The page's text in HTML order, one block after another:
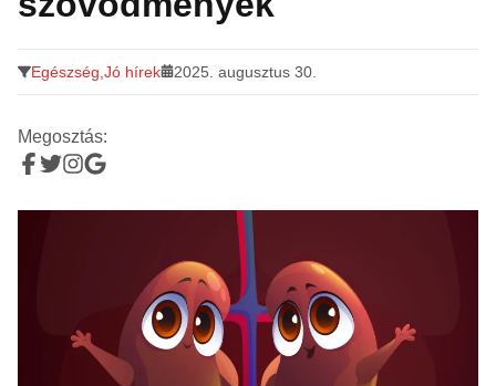
Egészség Jó hírek 2025. augusztus 30.
Megosztás: